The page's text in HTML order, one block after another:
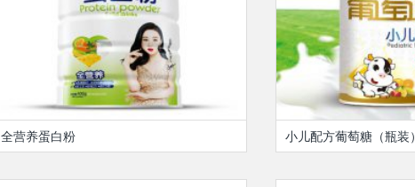
全营养蛋白粉 小儿配方葡萄糖（瓶装）